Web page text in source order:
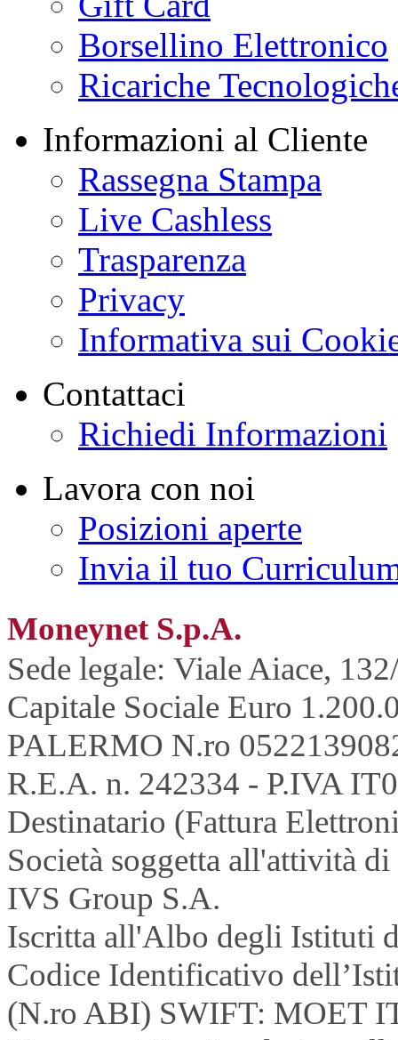
Borsellino Elettronico
Ricariche
Informazioni al Cliente
Rassegna Stampa
Live Cashless
Trasparenza
Privacy
Informativa sui
Contattaci
Richiedi Informazioni
Lavora con noi
Posizioni aperte
Invia il tuo
Moneynet S.p.A.
Sede legale: Viale Aiace,
Capitale Sociale Euro
PALERMO N.ro
R.E.A. n. 242334 - P.IVA
Destinatario (Fattura
Società soggetta all'attività
IVS Group S.A.
Iscritta all'Albo degli Istituti
Codice Identificativo
(N.ro ABI) SWIFT: MOET